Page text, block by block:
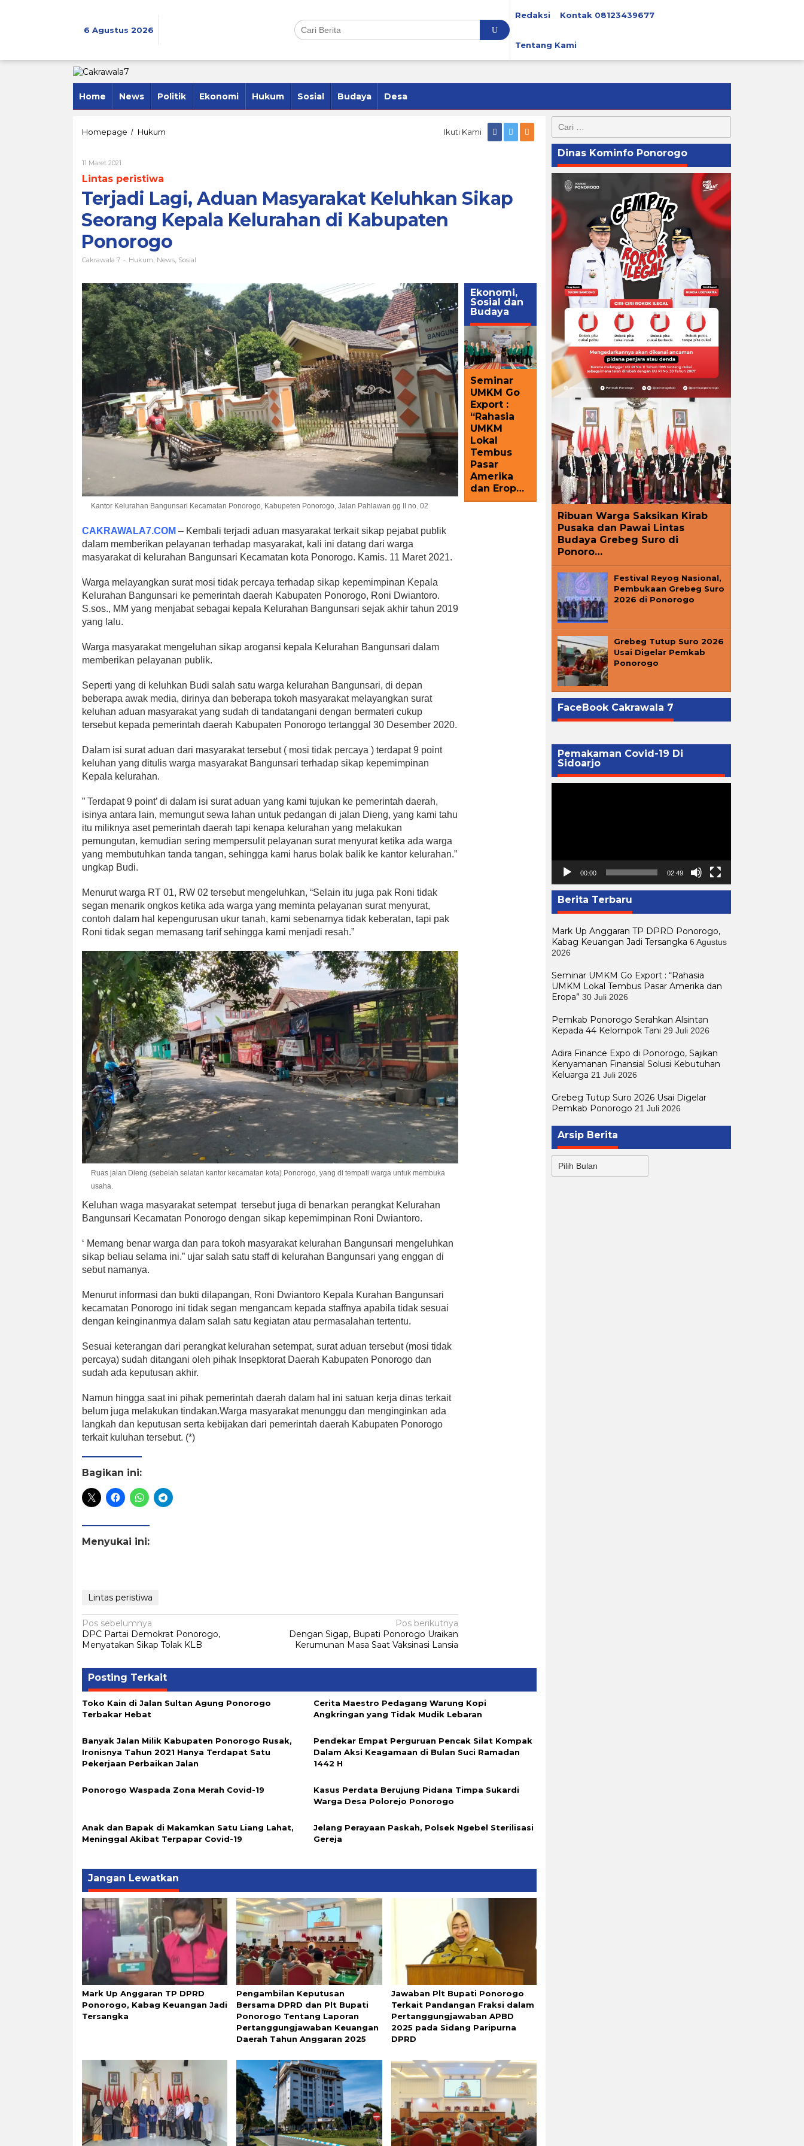
6 Agustus 2026
Redaksi Kontak 08123439677
Tentang Kami
Home News Politik Ekonomi Hukum Sosial Budaya Desa
Homepage / Hukum
Seorang
Kepala
Kelurahan
di
Kabupaten
Ponorogo
Ikuti Kami
11 Maret 2021
7
Lintas peristiwa
Terjadi Lagi, Aduan Masyarakat Keluhkan Sikap
Seorang Kepala Kelurahan di Kabupaten
Ponorogo
Cakrawala 7 - Hukum News Sosial
Kantor Kelurahan Bangunsari Kecamatan Ponorogo, Kabupeten Ponorogo, Jalan Pahlawan gg II no. 02
CAKRAWALA7.COM – Kembali terjadi aduan masyarakat terkait sikap pejabat publik
dalam memberikan pelayanan terhadap masyarakat, kali ini datang dari warga
masyarakat di kelurahan Bangunsari Kecamatan kota Ponorogo. Kamis. 11 Maret 2021.
Warga melayangkan surat mosi tidak percaya terhadap sikap kepemimpinan Kepala
Kelurahan Bangunsari ke pemerintah daerah Kabupaten Ponorogo, Roni Dwiantoro.
S.sos., MM yang menjabat sebagai kepala Kelurahan Bangunsari sejak akhir tahun 2019
yang lalu.
Warga masyarakat mengeluhan sikap arogansi kepala Kelurahan Bangunsari dalam
memberikan pelayanan publik.
Seperti yang di keluhkan Budi salah satu warga kelurahan Bangunsari, di depan
beberapa awak media, dirinya dan beberapa tokoh masyarakat melayangkan surat
keluhan aduan masyarakat yang sudah di tandatangani dengan bermateri cukup
tersebut kepada pemerintah daerah Kabupaten Ponorogo tertanggal 30 Desember 2020.
Dalam isi surat aduan dari masyarakat tersebut ( mosi tidak percaya ) terdapat 9 point
keluhan yang ditulis warga masyarakat Bangunsari terhadap sikap kepemimpinan
Kepala kelurahan.
” Terdapat 9 point’ di dalam isi surat aduan yang kami tujukan ke pemerintah daerah,
isinya antara lain, memungut sewa lahan untuk pedangan di jalan Dieng, yang kami tahu
itu miliknya aset pemerintah daerah tapi kenapa kelurahan yang melakukan
pemungutan, kemudian sering mempersulit pelayanan surat menyurat ketika ada warga
yang membutuhkan tanda tangan, sehingga kami harus bolak balik ke kantor kelurahan.”
ungkap Budi.
Menurut warga RT 01, RW 02 tersebut mengeluhkan, “Selain itu juga pak Roni tidak
segan menarik ongkos ketika ada warga yang meminta pelayanan surat menyurat,
contoh dalam hal kepengurusan ukur tanah, kami sebenarnya tidak keberatan, tapi pak
Roni tidak segan memasang tarif sehingga kami menjadi resah.”
Ruas jalan Dieng.(sebelah selatan kantor kecamatan kota).Ponorogo, yang di tempati warga untuk membuka
usaha.
Keluhan waga masyarakat setempat tersebut juga di benarkan perangkat Kelurahan
Bangunsari Kecamatan Ponorogo dengan sikap kepemimpinan Roni Dwiantoro.
‘ Memang benar warga dan para tokoh masyarakat kelurahan Bangunsari mengeluhkan
sikap beliau selama ini.” ujar salah satu staff di kelurahan Bangunsari yang enggan di
sebut namanya.
Menurut informasi dan bukti dilapangan, Roni Dwiantoro Kepala Kurahan Bangunsari
kecamatan Ponorogo ini tidak segan mengancam kepada staffnya apabila tidak sesuai
dengan keinginanmya dalam salah satu kegiatan atau permasalahan tertentu.
Sesuai keterangan dari perangkat kelurahan setempat, surat aduan tersebut (mosi tidak
percaya) sudah ditangani oleh pihak Insepktorat Daerah Kabupaten Ponorogo dan
sudah ada keputusan akhir.
Namun hingga saat ini pihak pemerintah daerah dalam hal ini satuan kerja dinas terkait
belum juga melakukan tindakan.Warga masyarakat menunggu dan menginginkan ada
langkah dan keputusan serta kebijakan dari pemerintah daerah Kabupaten Ponorogo
terkait kuluhan tersebut. (*)
Bagikan ini:
Menyukai ini:
Lintas peristiwa
Navigasi
pos
Pos sebelumnya
DPC Partai Demokrat Ponorogo,
Menyatakan Sikap Tolak KLB
Pos berikutnya
Dengan Sigap, Bupati Ponorogo Uraikan
Kerumunan Masa Saat Vaksinasi Lansia
Ekonomi,
Sosial dan
Budaya
Seminar
UMKM Go
Export :
“Rahasia
UMKM
Lokal
Tembus
Pasar
Amerika
dan Erop…
Posting Terkait
Toko Kain di Jalan Sultan Agung Ponorogo
Terbakar Hebat
Cerita Maestro Pedagang Warung Kopi
Angkringan yang Tidak Mudik Lebaran
Banyak Jalan Milik Kabupaten Ponorogo Rusak,
Ironisnya Tahun 2021 Hanya Terdapat Satu
Pekerjaan Perbaikan Jalan
Pendekar Empat Perguruan Pencak Silat Kompak
Dalam Aksi Keagamaan di Bulan Suci Ramadan
1442 H
Ponorogo Waspada Zona Merah Covid-19
Kasus Perdata Berujung Pidana Timpa Sukardi
Warga Desa Polorejo Ponorogo
Anak dan Bapak di Makamkan Satu Liang Lahat,
Meninggal Akibat Terpapar Covid-19
Jelang Perayaan Paskah, Polsek Ngebel Sterilisasi
Gereja
Jangan Lewatkan
Mark Up Anggaran TP DPRD
Ponorogo, Kabag Keuangan Jadi
Tersangka
Pengambilan Keputusan
Bersama DPRD dan Plt Bupati
Ponorogo Tentang Laporan
Pertanggungjawaban Keuangan
Daerah Tahun Anggaran 2025
Jawaban Plt Bupati Ponorogo
Terkait Pandangan Fraksi dalam
Pertanggungjawaban APBD
2025 pada Sidang Paripurna
DPRD
untuk:
Dinas Kominfo Ponorogo
Ribuan Warga Saksikan Kirab
Pusaka dan Pawai Lintas
Budaya Grebeg Suro di
Ponoro…
Festival Reyog Nasional,
Pembukaan Grebeg Suro
2026 di Ponorogo
Grebeg Tutup Suro 2026
Usai Digelar Pemkab
Ponorogo
FaceBook Cakrawala 7
Pemakaman Covid-19 Di
Sidoarjo
00:00 02:49
Berita Terbaru
Mark Up Anggaran TP DPRD Ponorogo,
Kabag Keuangan Jadi Tersangka 6 Agustus
2026
Seminar UMKM Go Export : “Rahasia
UMKM Lokal Tembus Pasar Amerika dan
Eropa” 30 Juli 2026
Pemkab Ponorogo Serahkan Alsintan
Kepada 44 Kelompok Tani 29 Juli 2026
Adira Finance Expo di Ponorogo, Sajikan
Kenyamanan Finansial Solusi Kebutuhan
Keluarga 21 Juli 2026
Grebeg Tutup Suro 2026 Usai Digelar
Pemkab Ponorogo 21 Juli 2026
Arsip Berita
Berita